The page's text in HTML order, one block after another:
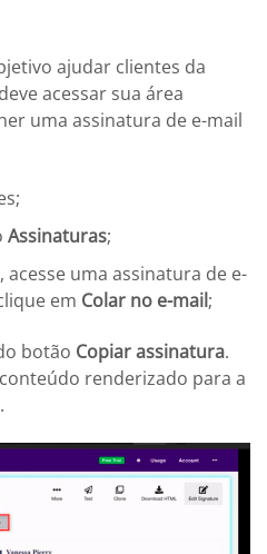
ajudar clientes da
acessar sua área
uma assinatura de e-mail
Assinaturas;
acesse uma assinatura de e-
em Colar no e-mail;
botão Copiar assinatura.
renderizado para a